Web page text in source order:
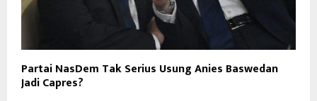
Partai NasDem Tak Serius Usung Anies Baswedan
Jadi Capres?